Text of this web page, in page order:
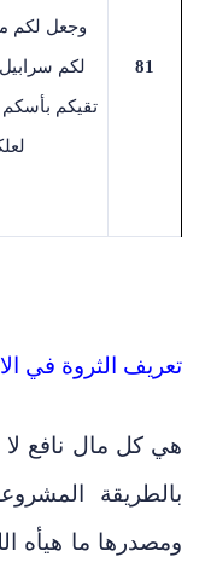
81
وجعل لكم
لكم
تقيكم بأسكم
تعريف الثروة في
هي كل مال نافع
بالطريقة
ومصدرها ما هيأه